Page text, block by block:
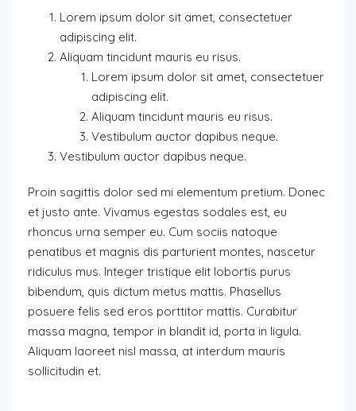
Lorem ipsum dolor sit amet, consectetuer
adipiscing elit.
Aliquam tincidunt mauris eu risus.
Lorem ipsum dolor sit amet, consectetuer
adipiscing elit.
Aliquam tincidunt mauris eu risus.
Vestibulum auctor dapibus neque.
Vestibulum auctor dapibus neque.
Proin sagittis dolor sed mi elementum pretium. Donec
et justo ante. Vivamus egestas sodales est, eu
rhoncus urna semper eu. Cum sociis natoque
penatibus et magnis dis parturient montes, nascetur
ridiculus mus. Integer tristique elit lobortis purus
bibendum, quis dictum metus mattis. Phasellus
posuere felis sed eros porttitor mattis. Curabitur
massa magna, tempor in blandit id, porta in ligula.
Aliquam laoreet nisl massa, at interdum mauris
sollicitudin et.